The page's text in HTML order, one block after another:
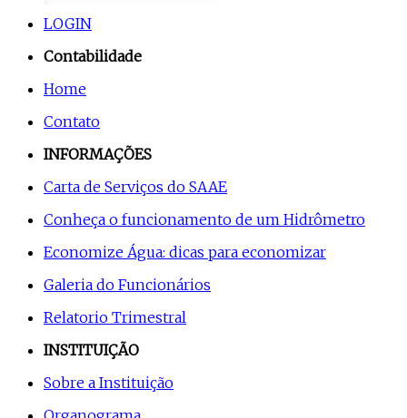
LOGIN
Contabilidade
Home
Contato
INFORMAÇÕES
Carta de Serviços do SAAE
Conheça o funcionamento de um Hidrômetro
Economize Água: dicas para economizar
Galeria do Funcionários
Relatorio Trimestral
INSTITUIÇÃO
Sobre a Instituição